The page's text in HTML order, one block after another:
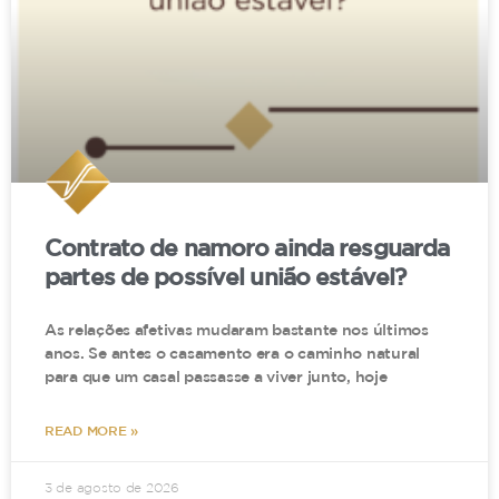
Vejamos a decisão do STJ sobre o caso aqui em
discussão:
RECURSO ESPECIAL. CONSUMIDOR.
PROCESSO COLETIVO. OMISSÕES. AUSÊNCIA.
AUSÊNCIA DE FUNDAMENTAÇÃO. NÃO
OCORRÊNCIA. DANOS MORAIS INDIVIDUAIS.
MATERIAIS INDIVIDUAIS. SÚMULA 7/STJ.
LITIGÂNCIA DE MÁ-FÉ. SÚMULA 7/STJ. DANO
MORAL COLETIVO. NÃO CARACTERIZAÇÃO.
DEMANDA QUE ENVOLVE A TUTELA DE
que diz respeito à tese relativa à caracterização
Contrato de namoro ainda resguarda
partes de possível união estável?
As relações afetivas mudaram bastante nos últimos
anos. Se antes o casamento era o caminho natural
para que um casal passasse a viver junto, hoje
READ MORE »
3 de agosto de 2026